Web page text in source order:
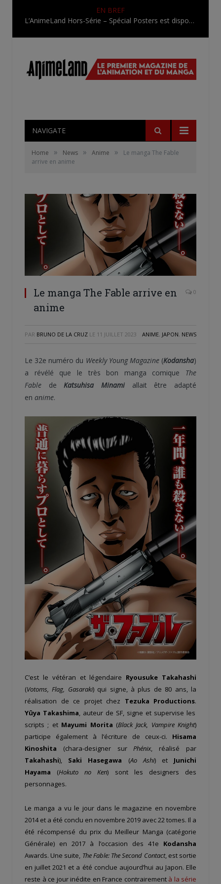
EN BREF
L’AnimeLand Hors-Série – Spécial Posters est disponible !
NAVIGATE
Home » News » Anime »
Le manga The Fable
arrive en anime
Le manga The Fable arrive en
anime
0
PAR BRUNO DE LA CRUZ LE 11 JUILLET 2023 ANIME, JAPON, NEWS
Le 32e numéro du Weekly Young Magazine(Kodansha)
a révélé que le très bon manga comique The
Fable deKatsuhisa Minami allait être adapté
en anime.
C’est le vétéran et légendaire Ryousuke Takahashi
(Votoms, Flag, Gasaraki) qui signe, à plus de 80 ans, la
réalisation de ce projet chez Tezuka Productions.
Yûya Takashima, auteur de SF, signe et supervise les
scripts ; et Mayumi Morita (Black Jack, Vampire Knight)
participe également à l’écriture de ceux-ci. Hisama
Kinoshita (chara-designer surPhénix, réalisé par
Takahashi), Saki Hasegawa (Ao Ashi) et Junichi
Hayama (Hokuto no Ken) sont les designers des
personnages.
Le manga a vu le jour dans le magazine en novembre
2014 et a été conclu en novembre 2019 avec 22 tomes. Il a
été récompensé du prix du Meilleur Manga (catégorie
Générale) en 2017 à l’occasion des 41e Kodansha
Awards. Une suite, The Fable: The Second Contact, est sortie
en juillet 2021 et a été conclue aujourd’hui au Japon. Elle
reste à ce jour inédite en France contrairement à la série